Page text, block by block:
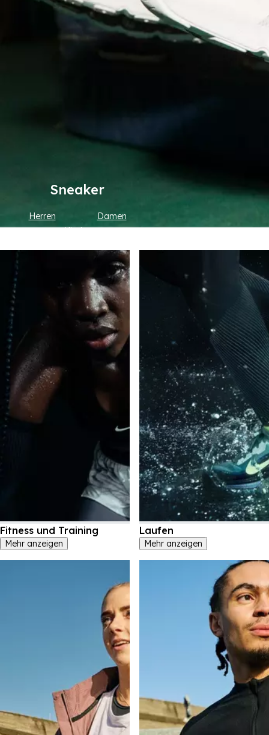
Sneaker
Herren
Damen
Kinder
Fitness und Training
Mehr anzeigen
Laufen
Mehr anzeigen